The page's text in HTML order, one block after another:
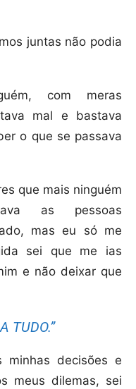
juntas não podia
com meras
mal e bastava
o que se passava
que mais ninguém
as pessoas
mas eu só me
sei que me ias
e não deixar que
TUDO.”
decisões e
meus dilemas, sei